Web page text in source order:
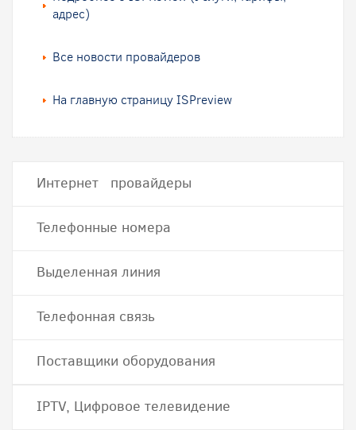
адрес)
Все новости провайдеров
На главную страницу ISPreview
Интернет провайдеры
Телефонные номера
Выделенная линия
Телефонная связь
Поставщики оборудования
IPTV, Цифровое телевидение